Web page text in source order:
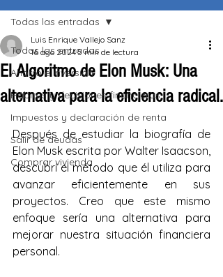
Todas las entradas
Ahorro e inversión
Hábitos y decisiones financieras
Impuestos y declaración de renta
Salir de deudas
Comprar vivienda
Todas las entradas
El Algoritmo de Elon Musk: Una
alternativa para la eficiencia radical.
Luis Enrique Vallejo Sanz
16 ago 20245 min de lectura
Después de estudiar la biografía de
Elon Musk escrita por Walter Isaacson,
descubrí el método que él utiliza para
avanzar eficientemente en sus
proyectos. Creo que este mismo
enfoque sería una alternativa para
mejorar nuestra situación financiera
personal.